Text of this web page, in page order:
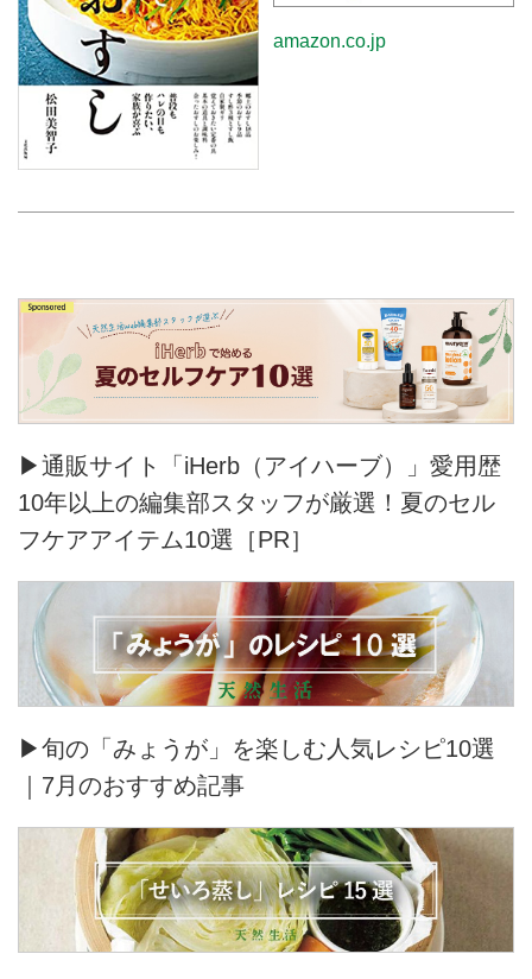
amazon.co.jp
▶通販サイト「iHerb（アイハーブ）」愛用歴
10年以上の編集部スタッフが厳選！夏のセル
フケアアイテム10選［PR］
▶旬の「みょうが」を楽しむ人気レシピ10選
｜7月のおすすめ記事